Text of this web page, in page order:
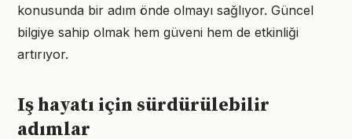
konusunda bir adım önde olmayı sağlıyor. Güncel
bilgiye sahip olmak hem güveni hem de etkinliği
artırıyor.
Iş hayatı için sürdürülebilir
adımlar